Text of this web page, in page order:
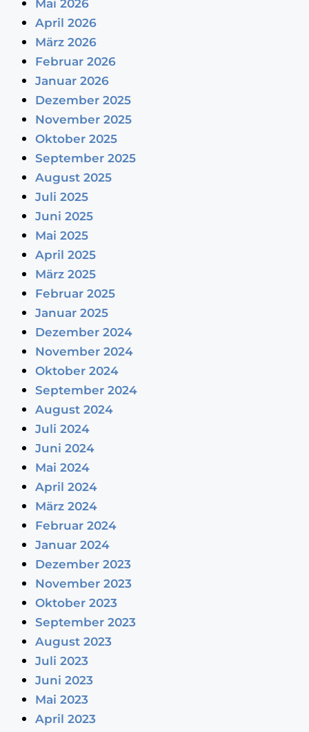
Mai 2026
April 2026
März 2026
Februar 2026
Januar 2026
Dezember 2025
November 2025
Oktober 2025
September 2025
August 2025
Juli 2025
Juni 2025
Mai 2025
April 2025
März 2025
Februar 2025
Januar 2025
Dezember 2024
November 2024
Oktober 2024
September 2024
August 2024
Juli 2024
Juni 2024
Mai 2024
April 2024
März 2024
Februar 2024
Januar 2024
Dezember 2023
November 2023
Oktober 2023
September 2023
August 2023
Juli 2023
Juni 2023
Mai 2023
April 2023